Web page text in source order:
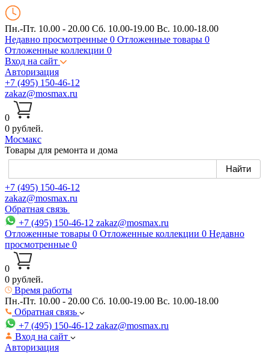
Пн.-Пт. 10.00 - 20.00 Сб. 10.00-19.00 Вс. 10.00-18.00
Недавно просмотренные 0 Отложенные товары 0
Отложенные коллекции 0
Вход на сайт
Авторизация
+7 (495) 150-46-12
zakaz@mosmax.ru
0
0 рублей.
Мосмакс
Товары для ремонта и дома
+7 (495) 150-46-12
zakaz@mosmax.ru
Обратная связь
+7 (495) 150-46-12 zakaz@mosmax.ru
Отложенные товары 0 Отложенные коллекции 0 Недавно
просмотренные 0
0
0 рублей.
Время работы
Пн.-Пт. 10.00 - 20.00 Сб. 10.00-19.00 Вс. 10.00-18.00
Обратная связь
+7 (495) 150-46-12 zakaz@mosmax.ru
Вход на сайт
Авторизация